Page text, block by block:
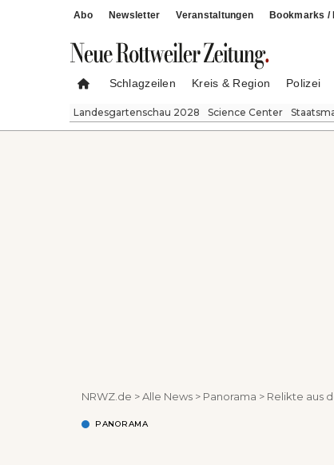
Abo Newsletter Veranstaltungen Bookmarks /
Schlagzeilen Kreis & Region Polizei
Landesgartenschau 2028 Science Center
NRWZ.de >Alle News > Panorama > Relikte aus
PANORAMA